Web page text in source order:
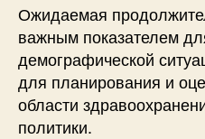
Ожидаемая
важным показателем
демографической
для планирования и
области
политики.